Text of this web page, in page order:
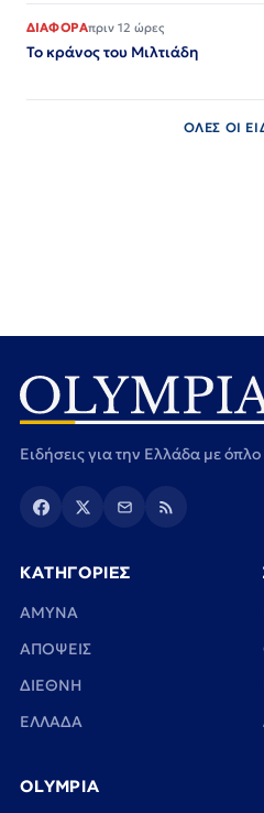
ΔΙΑΦΟΡΑπριν 12 ώρες
Το κράνος του Μιλτιάδη
ΟΛΕΣ ΟΙ
Ειδήσεις για την Ελλάδα με
ΚΑΤΗΓΟΡΙΕΣ
ΑΜΥΝΑ
ΑΠΟΨΕΙΣ
ΔΙΕΘΝΗ
ΕΛΛΑΔΑ
OLYMPIA